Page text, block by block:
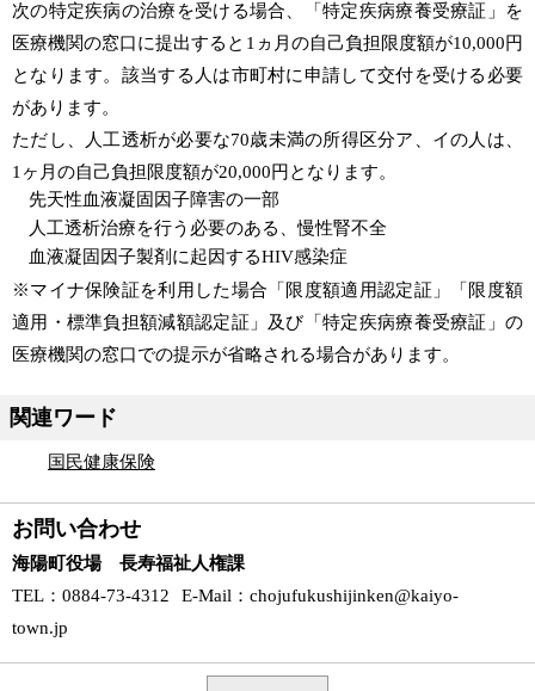
次の特定疾病の治療を受ける場合、「特定疾病療養受療証」を
医療機関の窓口に提出すると1ヵ月の自己負担限度額が10,000円
となります。該当する人は市町村に申請して交付を受ける必要
があります。
ただし、人工透析が必要な70歳未満の所得区分ア、イの人は、
1ヶ月の自己負担限度額が20,000円となります。
先天性血液凝固因子障害の一部
人工透析治療を行う必要のある、慢性腎不全
血液凝固因子製剤に起因するHIV感染症
※マイナ保険証を利用した場合「限度額適用認定証」「限度額
適用・標準負担額減額認定証」及び「特定疾病療養受療証」の
医療機関の窓口での提示が省略される場合があります。
関連ワード
国民健康保険
お問い合わせ
海陽町役場 長寿福祉人権課
TEL ：0884-73-4312 E-Mail ： chojufukushijinken@kaiyo-
town.jp